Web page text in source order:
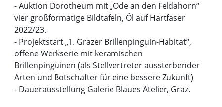
- Auktion Dorotheum mit „Ode an den Feldahorn“
vier großformatige Bildtafeln, Öl auf Hartfaser
2022/23.
- Projektstart „1. Grazer Brillenpinguin-Habitat“,
offene Werkserie mit keramischen
Brillenpinguinen (als Stellvertreter aussterbender
Arten und Botschafter für eine bessere Zukunft)
- Dauerausstellung Galerie Blaues Atelier, Graz.